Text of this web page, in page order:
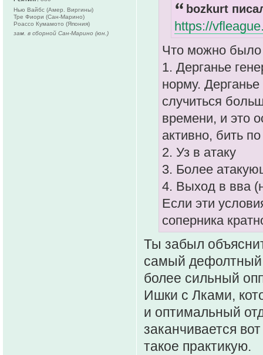
bozkurt
https://
Что можно было
1. Дерганье
норму. Дерганье
случиться
времени, и это
активно, бить
2. Уз в атаку
3. Более
4. Выход в вва
Если эти
соперника
Ты забыл
самый дефолтный
более сильный
Ишки с Лками,
и оптимальный
заканчивается
такое практикую.
Нью Вайбс (Амер. Виргины)
Тре Фиори (Сан-Марино)
Роассо Кумамото (Япония)
зам. в сборной Сан-Марино (юн.)